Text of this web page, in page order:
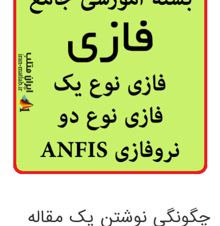
چگونگی نوشتن یک مقاله